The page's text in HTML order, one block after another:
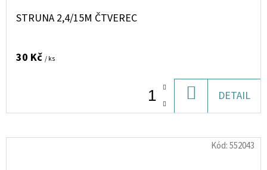
STRUNA 2,4/15M ČTVEREC
30 Kč / ks
KOŠÍKU
DETAIL
Kód:552043